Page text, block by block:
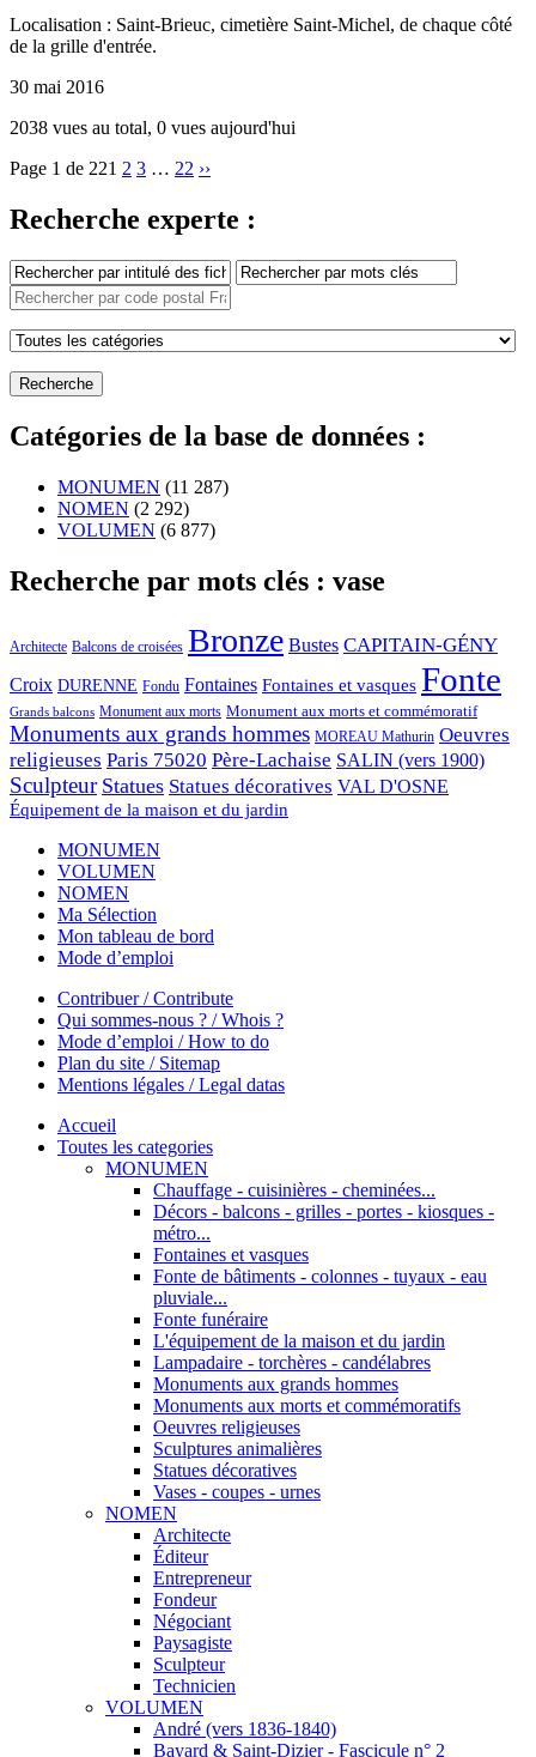
Localisation : Saint-Brieuc, cimetière Saint-Michel, de chaque côté
de la grille d'entrée.
30 mai 2016
2038 vues au total, 0 vues aujourd'hui
Page 1 de 221 2 3 … 22 ››
Recherche experte :
Catégories de la base de données :
MONUMEN (11 287)
NOMEN (2 292)
VOLUMEN (6 877)
Recherche par mots clés : vase
Architecte Balcons de croisées Bronze Bustes CAPITAIN-GÉNY
Croix DURENNE Fondu Fontaines Fontaines et vasques Fonte
Grands balcons Monument aux morts Monument aux morts et commémoratif
Monuments aux grands hommes MOREAU Mathurin Oeuvres
religieuses Paris 75020 Père-Lachaise SALIN (vers 1900)
Sculpteur Statues Statues décoratives VAL D'OSNE
Équipement de la maison et du jardin
MONUMEN
VOLUMEN
NOMEN
Ma Sélection
Mon tableau de bord
Mode d’emploi
Contribuer / Contribute
Qui sommes-nous ? / Whois ?
Mode d’emploi / How to do
Plan du site / Sitemap
Mentions légales / Legal datas
Accueil
Toutes les categories
MONUMEN
Chauffage - cuisinières - cheminées...
Décors - balcons - grilles - portes - kiosques -
métro...
Fontaines et vasques
Fonte de bâtiments - colonnes - tuyaux - eau
pluviale...
Fonte funéraire
L'équipement de la maison et du jardin
Lampadaire - torchères - candélabres
Monuments aux grands hommes
Monuments aux morts et commémoratifs
Oeuvres religieuses
Sculptures animalières
Statues décoratives
Vases - coupes - urnes
NOMEN
Architecte
Éditeur
Entrepreneur
Fondeur
Négociant
Paysagiste
Sculpteur
Technicien
VOLUMEN
André (vers 1836-1840)
Bayard & Saint-Dizier - Fascicule n° 2